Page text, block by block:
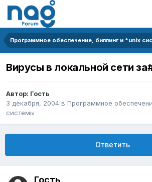
Программное обеспечение, биллинг и *unix
Вирусы в локальной сети
Автор: Гость
3 декабря, 2004 в Программное
системы
Ответить